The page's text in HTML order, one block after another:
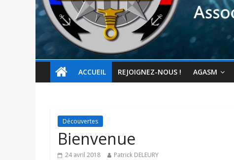
ACCUEIL REJOIGNEZ-NOUS ! AGASM
Découvertes
Bienvenue
24 avril 2018 Patrick DELEURY